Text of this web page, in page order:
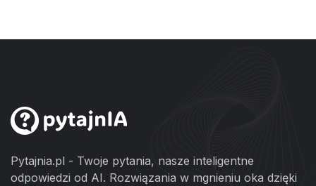
Pytajnia.pl - Twoje pytania, nasze inteligentne
odpowiedzi od AI. Rozwiązania w mgnieniu oka dzięki